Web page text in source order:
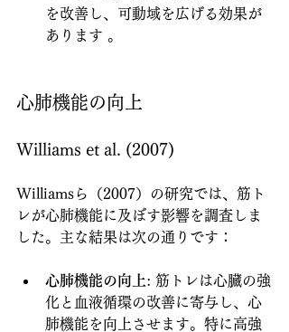
を改善し、可動域を広げる効果が
あります 。
心肺機能の向上
Williams et al. (2007)
Williamsら（2007）の研究では、筋ト
レが心肺機能に及ぼす影響を調査しま
した。主な結果は次の通りです：
心肺機能の向上: 筋トレは心臓の強
化と血液循環の改善に寄与し、心
肺機能を向上させます。特に高強